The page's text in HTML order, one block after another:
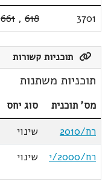
3701
618
,
661
תוכניות קשורות
תוכניות משתנות
מס' תוכנית סוג יחס
רח/2010
שינוי
רח/2000/י
שינוי